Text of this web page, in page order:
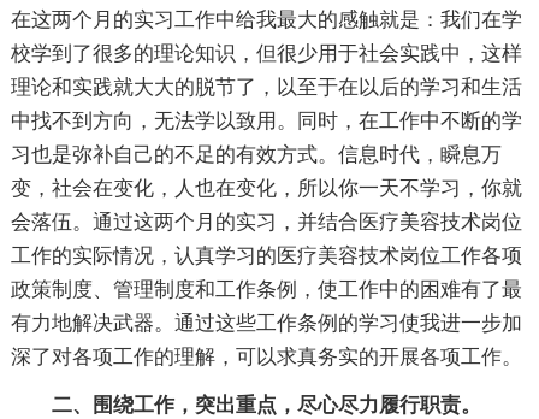
在这两个月的实习工作中给我最大的感触就是：我们在学
校学到了很多的理论知识，但很少用于社会实践中，这样
理论和实践就大大的脱节了，以至于在以后的学习和生活
中找不到方向，无法学以致用。同时，在工作中不断的学
习也是弥补自己的不足的有效方式。信息时代，瞬息万
变，社会在变化，人也在变化，所以你一天不学习，你就
会落伍。通过这两个月的实习，并结合医疗美容技术岗位
工作的实际情况，认真学习的医疗美容技术岗位工作各项
政策制度、管理制度和工作条例，使工作中的困难有了最
有力地解决武器。通过这些工作条例的学习使我进一步加
深了对各项工作的理解，可以求真务实的开展各项工作。
二、围绕工作，突出重点，尽心尽力履行职责。